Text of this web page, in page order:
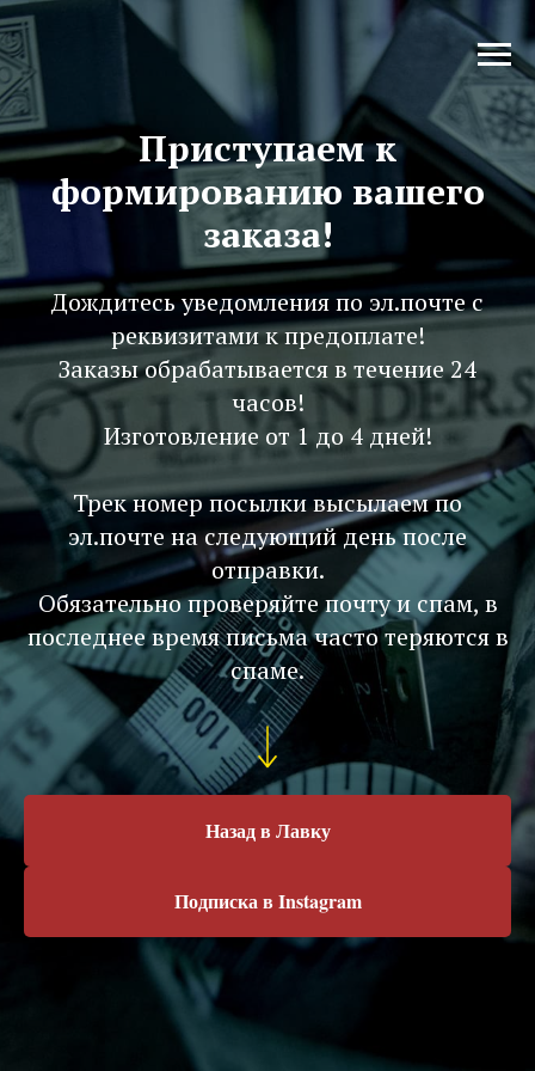
Приступаем к
формированию вашего
заказа!
Дождитесь уведомления по эл.почте с
реквизитами к предоплате!
Заказы обрабатывается в течение 24
часов!
Изготовление от 1 до 4 дней!
Трек номер посылки высылаем по
эл.почте на следующий день после
отправки.
Обязательно проверяйте почту и спам, в
последнее время письма часто теряются в
спаме.
Назад в Лавку
Подписка в Instagram